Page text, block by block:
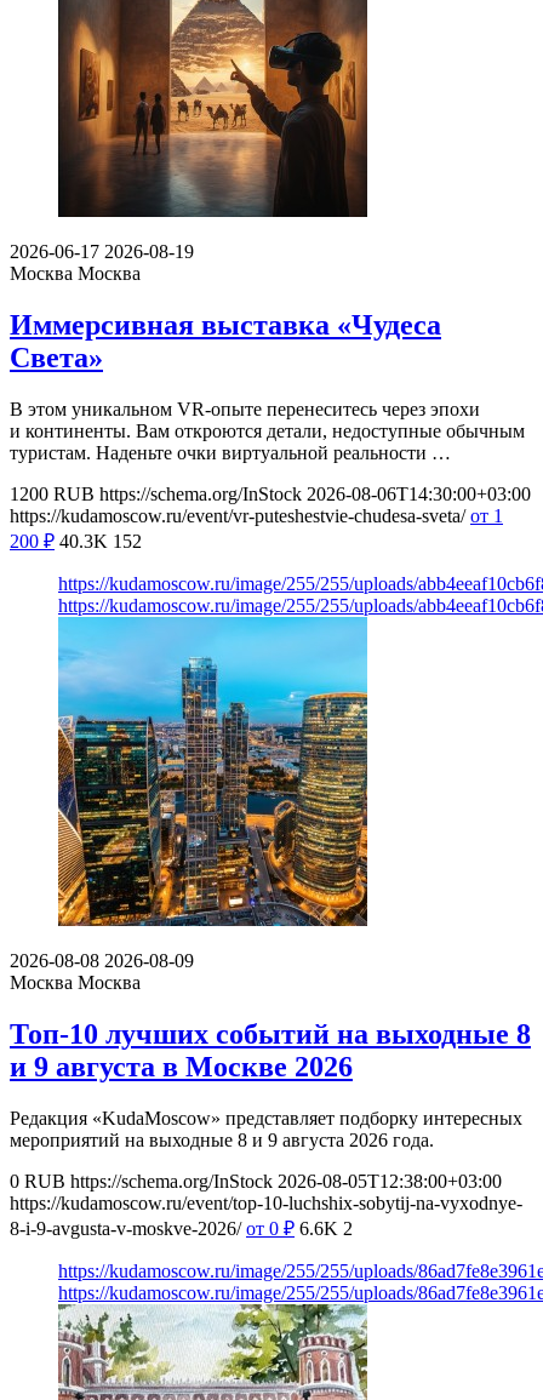
2026-06-17 2026-08-19
Москва Москва
Иммерсивная выставка «Чудеса
Света»
В этом уникальном VR-опыте перенеситесь через эпохи
и континенты. Вам откроются детали, недоступные обычным
туристам. Наденьте очки виртуальной реальности …
1200 RUB https://schema.org/InStock 2026-08-06T14:30:00+03:00
https://kudamoscow.ru/event/vr-puteshestvie-chudesa-sveta/ от 1
200 ₽ 40.3K 152
https://kudamoscow.ru/image/255/255/uploads/
https://kudamoscow.ru/image/255/255/uploads/
2026-08-08 2026-08-09
Москва Москва
Топ-10 лучших событий на выходные 8
и 9 августа в Москве 2026
Редакция «KudaMoscow» представляет подборку интересных
мероприятий на выходные 8 и 9 августа 2026 года.
0 RUB https://schema.org/InStock 2026-08-05T12:38:00+03:00
https://kudamoscow.ru/event/top-10-luchshix-sobytij-na-vyxodnye-
8-i-9-avgusta-v-moskve-2026/ от 0 ₽ 6.6K 2
https://kudamoscow.ru/image/255/255/uploads/
https://kudamoscow.ru/image/255/255/uploads/